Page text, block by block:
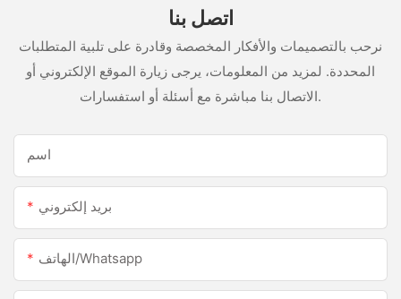
اتصل بنا
نرحب بالتصميمات والأفكار المخصصة وقادرة على تلبية المتطلبات
المحددة. لمزيد من المعلومات، يرجى زيارة الموقع الإلكتروني أو
الاتصال بنا مباشرة مع أسئلة أو استفسارات.
اسم
بريد إلكتروني
الهاتف/whatsapp